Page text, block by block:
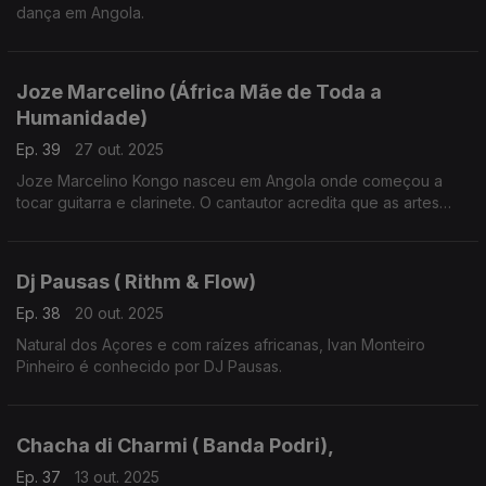
dança em Angola.
Joze Marcelino (África Mãe de Toda a
Humanidade)
Ep. 39
27 out. 2025
Joze Marcelino Kongo nasceu em Angola onde começou a
tocar guitarra e clarinete. O cantautor acredita que as artes
Dj Pausas ( Rithm & Flow)
Ep. 38
20 out. 2025
Natural dos Açores e com raízes africanas, Ivan Monteiro
Pinheiro é conhecido por DJ Pausas.
Chacha di Charmi ( Banda Podri),
Ep. 37 13 out. 2025